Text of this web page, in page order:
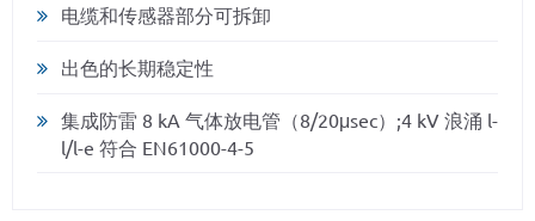
电缆和传感器部分可拆卸
出色的长期稳定性
集成防雷 8 kA 气体放电管（8/20μsec）;4 kV 浪涌 l-
l/l-e 符合 EN61000-4-5